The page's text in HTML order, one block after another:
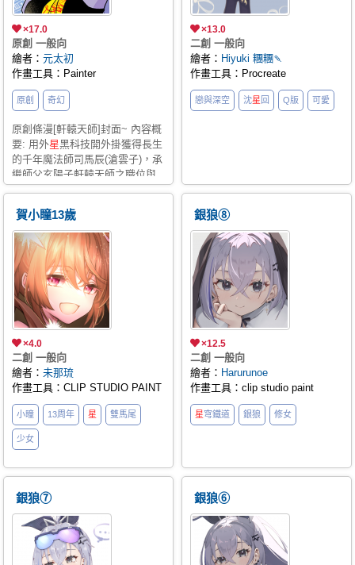
×17.0
原創 一般向
繪者：元太初
作畫工具：Painter
原創 奇幻
原創條漫[軒轅天師]封面~ 內容概
要: 用外星黑科技開外掛獲得長生
的千年魔法師司馬辰(滄雲子)，承
繼師父玄陽子軒轅天師之職位與
程~ 漫畫刊載CXC:
https://cxc.today/zh/store/taichuyuan/book/26362
×13.0
二創 一般向
繪者： Hiyuki 糰糰🍡
作畫工具：Procreate
戀與深空 沈星 回 Q版 可愛
賀小瞳13歲
×4.0
二創 一般向
繪者：未那琉
作畫工具：CLIP STUDIO PAINT
小瞳 13周年 星 雙馬尾
少女
銀狼⑧
×12.5
二創 一般向
繪者： Harurunoe
作畫工具：clip studio paint
星穹鐵道 銀狼 修女
銀狼⑦ 銀狼⑥